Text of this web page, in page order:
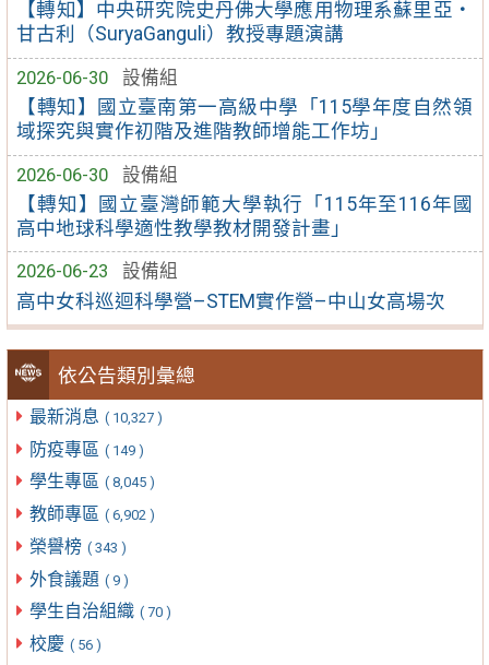
【轉知】中央研究院史丹佛大學應用物理系蘇里亞・
甘古利（SuryaGanguli）教授專題演講
2026-06-30
設備組
【轉知】國立臺南第一高級中學「115學年度自然領
域探究與實作初階及進階教師增能工作坊」
2026-06-30
設備組
【轉知】國立臺灣師範大學執行「115年至116年國
高中地球科學適性教學教材開發計畫」
2026-06-23
設備組
高中女科巡迴科學營–STEM實作營–中山女高場次
依公告類別彙總
最新消息 ( 10,327 )
防疫專區 ( 149 )
學生專區 ( 8,045 )
教師專區 ( 6,902 )
榮譽榜 ( 343 )
外食議題 ( 9 )
學生自治組織 ( 70 )
校慶 ( 56 )